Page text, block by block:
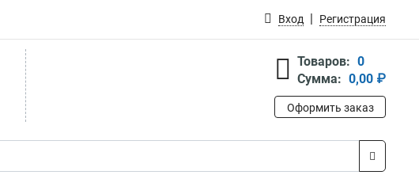
Вход Регистрация
Товаров: 0
Сумма: 0,00 ₽
Оформить заказ